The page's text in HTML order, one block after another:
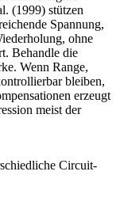
(1999) stützen
Spannung,
ohne
Behandle die
Wenn Range,
bleiben,
erzeugt
meist der
Circuit-